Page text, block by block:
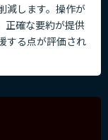
減します。操作が
正確な要約が提供
する点が評価され